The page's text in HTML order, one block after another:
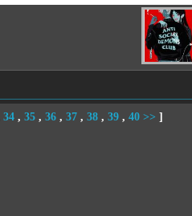
34, 35, 36, 37, 38, 39, 40 >> ]